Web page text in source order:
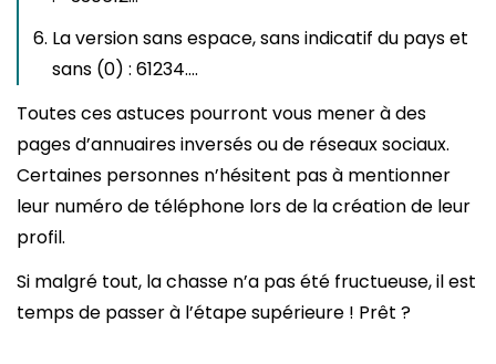
La version sans espace, sans indicatif du pays et
sans (0) : 61234….
Toutes ces astuces pourront vous mener à des
pages d’annuaires inversés ou de réseaux sociaux.
Certaines personnes n’hésitent pas à mentionner
leur numéro de téléphone lors de la création de leur
profil.
Si malgré tout, la chasse n’a pas été fructueuse, il est
temps de passer à l’étape supérieure ! Prêt ?